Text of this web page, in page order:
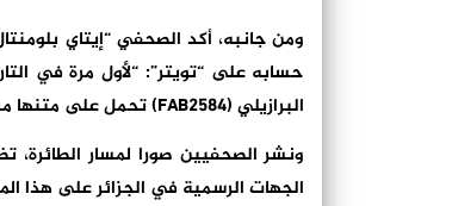
ومن جانبه، أكد الصحفي “إيتاي
حسابه على “تويتر”: “لأول مرة في
البرازيلي (FAB2584) تحمل على متنها مسؤولين رفيعي المستوى، وقد هبطت بمطار بن غوريون الدولي هذا الأسبوع”.
ونشر الصحفيين صورا لمسار الطائرة،
الجهات الرسمية في الجزائر على هذا